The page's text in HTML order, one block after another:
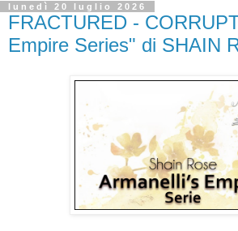
lunedì 20 luglio 2026
FRACTURED -
Empire Series" di SHAIN